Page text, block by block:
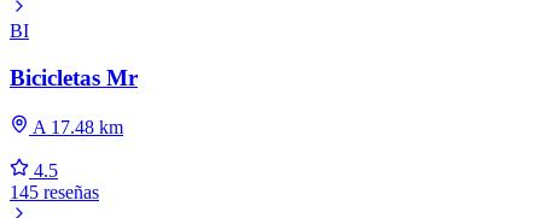
BI
Bicicletas Mr
A 17.48 km
4.5
145 reseñas